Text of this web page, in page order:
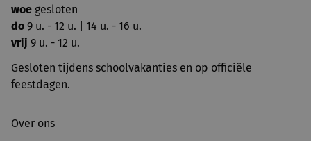
woe gesloten
do 9 u. - 12 u. | 14 u. - 16 u.
vrij 9 u. - 12 u.
Gesloten tijdens schoolvakanties en op officiële
feestdagen.
Over ons